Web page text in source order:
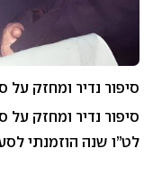
סיפור נדיר ומחזק על
סיפור נדיר ומחזק על
לט”ו שנה הוזמנתי